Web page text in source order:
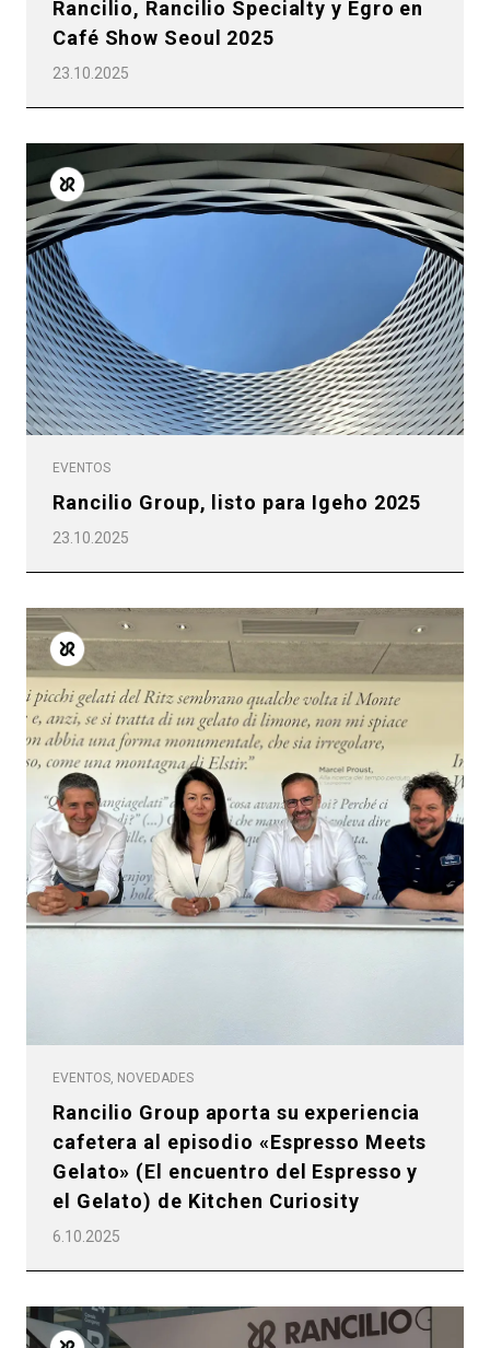
Rancilio, Rancilio Specialty y Egro en
Café Show Seoul 2025
23.10.2025
EVENTOS
Rancilio Group, listo para Igeho 2025
23.10.2025
EVENTOS, NOVEDADES
Rancilio Group aporta su experiencia
cafetera al episodio «Espresso Meets
Gelato» (El encuentro del Espresso y
el Gelato) de Kitchen Curiosity
6.10.2025